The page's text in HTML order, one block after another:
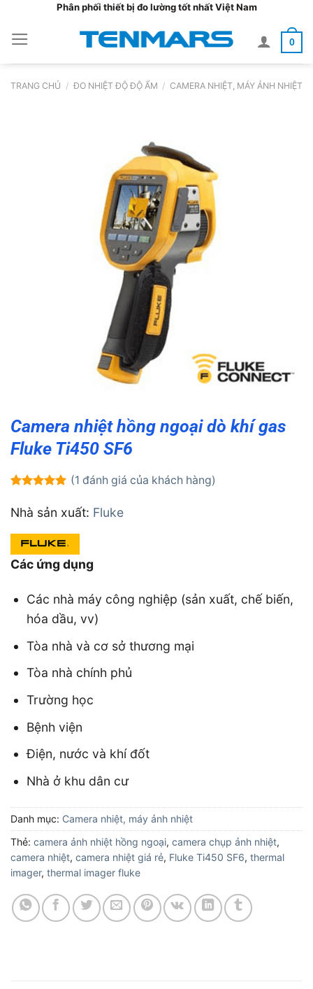
nội
dung
Phân phối thiết bị đo lường tốt nhất Việt Nam
0
TRANG CHỦ / ĐO NHIỆT ĐỘ ĐỘ ẨM / CAMERA NHIỆT, MÁY ẢNH NHIỆT
Camera nhiệt hồng ngoại dò khí gas
Fluke Ti450 SF6
dựa trên
đánh giá
(1 đánh giá của khách hàng)
Nhà sản xuất: Fluke
Các ứng dụng
Các nhà máy công nghiệp (sản xuất, chế biến,
hóa dầu, vv)
Tòa nhà và cơ sở thương mại
Tòa nhà chính phủ
Trường học
Bệnh viện
Điện, nước và khí đốt
Nhà ở khu dân cư
Danh mục: Camera nhiệt, máy ảnh nhiệt
Thẻ: camera ảnh nhiệt hồng ngoại, camera chụp ảnh nhiệt,
camera nhiệt, camera nhiệt giá rẻ, Fluke Ti450 SF6, thermal
imager, thermal imager fluke